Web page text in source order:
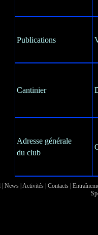
Publications
Cantinier
Adresse générale
du club
| News| Activités| Contacts|